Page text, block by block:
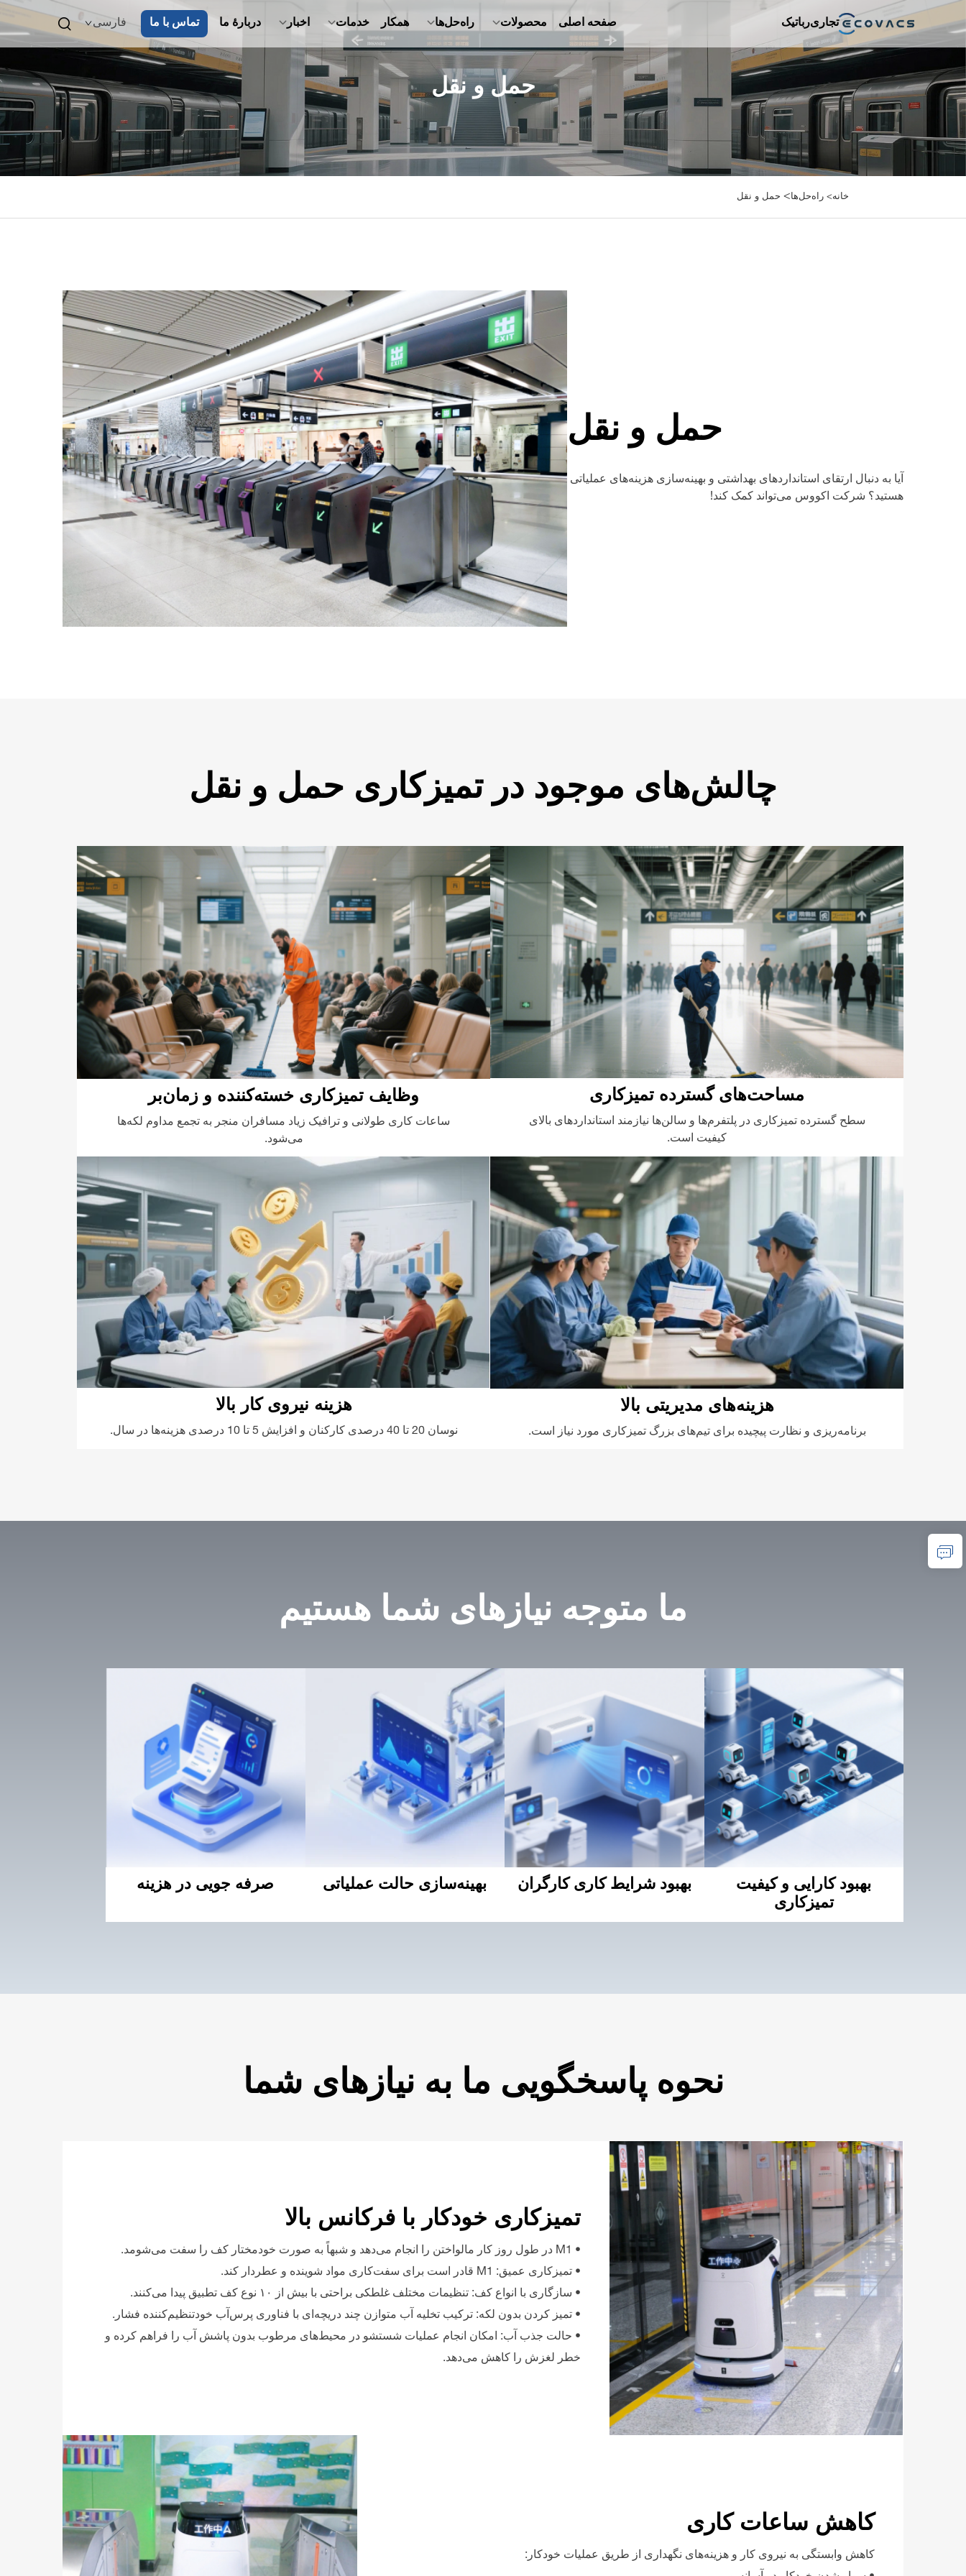
تجاریرباتیک صفحه اصلی محصولات راه‌حل‌ها همکار خدمات اخبار دربارهٔ ما تماس با ما فارسی
حمل و نقل
خانه> راه‌حل‌ها> حمل و نقل
حمل و نقل
آیا به دنبال ارتقای استانداردهای بهداشتی و بهینه‌سازی هزینه‌های عملیاتی
هستید؟ شرکت اکووس می‌تواند کمک کند!
چالش‌های موجود در تمیزکاری حمل و نقل
مساحت‌های گسترده تمیزکاری
سطح گسترده تمیزکاری در پلتفرم‌ها و سالن‌ها نیازمند استانداردهای بالای
کیفیت است.
وظایف تمیزکاری خسته‌کننده و زمان‌بر
ساعات کاری طولانی و ترافیک زیاد مسافران منجر به تجمع مداوم لکه‌ها
می‌شود.
هزینه‌های مدیریتی بالا
برنامه‌ریزی و نظارت پیچیده برای تیم‌های بزرگ تمیزکاری مورد نیاز است.
هزینه نیروی کار بالا
نوسان 20 تا 40 درصدی کارکنان و افزایش 5 تا 10 درصدی هزینه‌ها در سال.
ما متوجه نیازهای شما هستیم
بهبود کارایی و کیفیت
تمیزکاری
بهبود شرایط کاری کارگران بهینه‌سازی حالت عملیاتی صرفه جویی در هزینه
نحوه پاسخگویی ما به نیازهای شما
تمیزکاری خودکار با فرکانس بالا
• M1 در طول روز کار مالواختن را انجام می‌دهد و شبهاً به صورت خودمختار کف را سفت می‌شومد.
• تمیزکاری عمیق: M1 قادر است برای سفت‌کاری مواد شوینده و عطردار کند.
• سازگاری با انواع کف: تنظیمات مختلف غلطکی براحتی با بیش از ۱۰ نوع کف تطبیق پیدا می‌کنند.
• تمیز کردن بدون لکه: ترکیب تخلیه آب متوازن چند دریچه‌ای با فناوری پرس‌آب خودتنظیم‌کننده فشار.
• حالت جذب آب: امکان انجام عملیات شستشو در محیط‌های مرطوب بدون پاشش آب را فراهم کرده و
خطر لغزش را کاهش می‌دهد.
کاهش ساعات کاری
کاهش وابستگی به نیروی کار و هزینه‌های نگهداری از طریق عملیات خودکار: